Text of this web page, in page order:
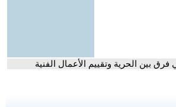
بين الحرية وتقييم الأعمال الفنية